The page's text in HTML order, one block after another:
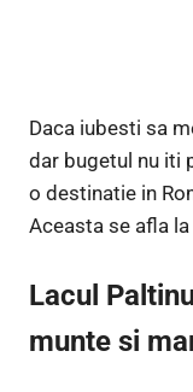
Daca iubesti sa
dar bugetul nu iti
o destinatie in
Aceasta se afla
Lacul
munte si